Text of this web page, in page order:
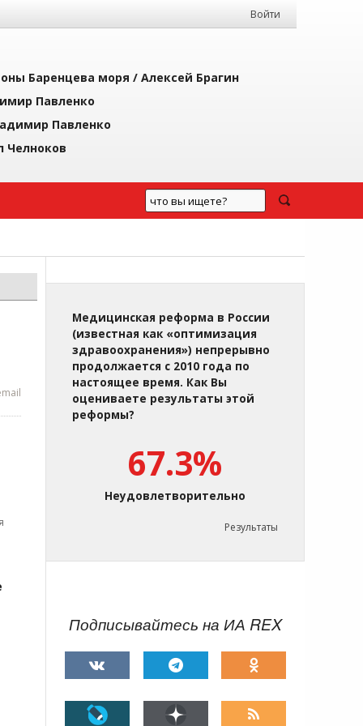
Войти
Баренцева моря / Алексей Брагин
Павленко
Павленко
Челноков
Медицинская реформа в России
(известная как «оптимизация
здравоохранения») непрерывно
продолжается с 2010 года по
настоящее время. Как Вы
оцениваете результаты этой
реформы?
67.3%
Неудовлетворительно
Результаты
Подписывайтесь на ИА REX